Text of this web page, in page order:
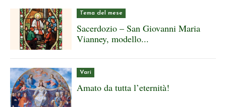
Tema del mese
Sacerdozio – San Giovanni Maria
Vianney, modello...
Vari
Amato da tutta l’eternità!